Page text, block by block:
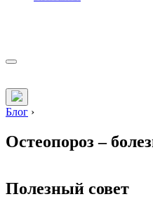
Блог ›
Остеопороз –
Полезный совет